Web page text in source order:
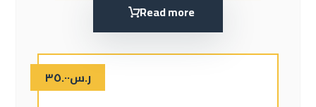
Read more
ر.س٣٥.٠٠